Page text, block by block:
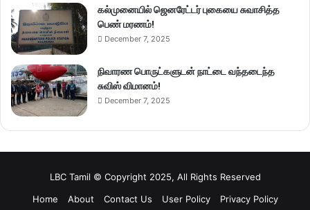
கல்முனையில் ஜெனரேட்டர் புகையை சுவாசித்த
பெண் மரணம்!
December 7, 2025
நிவாரண பொருட்களுடன் நாட்டை வந்தடைந்த
சுவிஸ் விமானம்!
December 7, 2025
LBC Tamil © Copyright 2025, All Rights Reserved
Home
About Contact Us User Policy Privacy Policy